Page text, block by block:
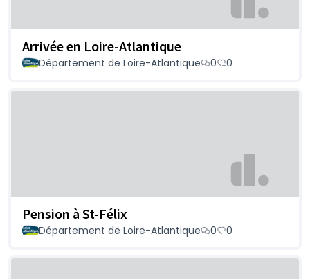
Arrivée en Loire-Atlantique
Département de Loire-Atlantique 0 0
Pension à St-Félix
Département de Loire-Atlantique 0 0